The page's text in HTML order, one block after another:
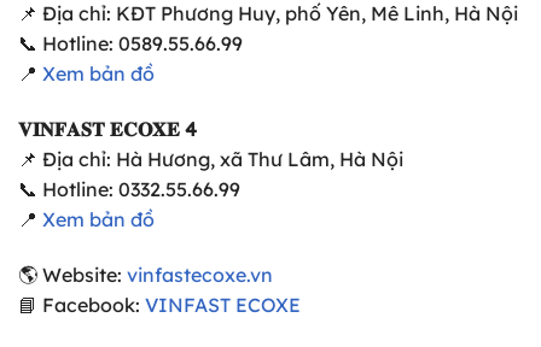
📌 Địa chỉ: KĐT Phương Huy, phố Yên, Mê Linh, Hà Nội
📞 Hotline: 0589.55.66.99
📍 Xem bản đồ
𝐕𝐈𝐍𝐅𝐀𝐒𝐓 𝐄𝐂𝐎𝐗𝐄 4
📌 Địa chỉ: Hà Hương, xã Thư Lâm, Hà Nội
📞 Hotline: 0332.55.66.99
📍 Xem bản đồ
🌎 Website: vinfastecoxe.vn
📘 Facebook: VINFAST ECOXE